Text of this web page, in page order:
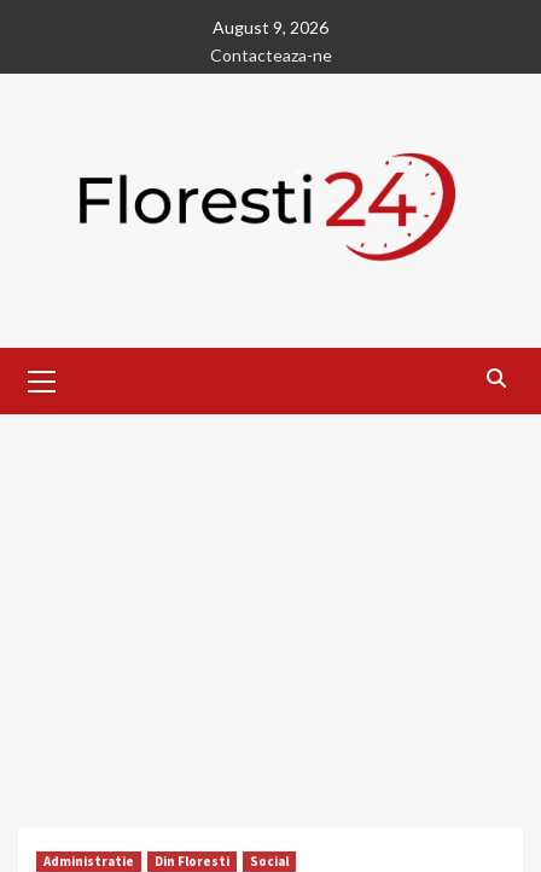
content
August 9, 2026
Contacteaza-ne
Menu
Administratie Din Floresti Social